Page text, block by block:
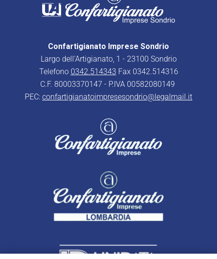
Confartigianato Imprese Sondrio
Largo dell’Artigianato, 1 - 23100 Sondrio
Telefono 0342.514343 Fax 0342.514316
C.F. 80003370147 - P.IVA 00582080149
PEC: confartigianatoimpresesondrio@legalmail.it